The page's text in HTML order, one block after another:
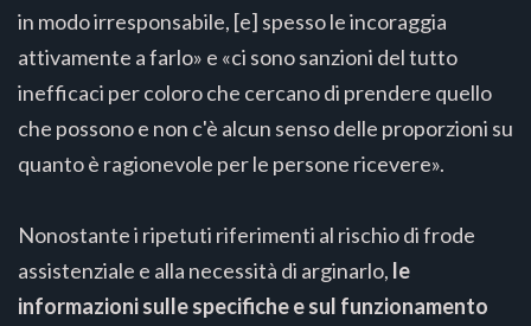
in modo irresponsabile, [e] spesso le incoraggia
attivamente a farlo» e «ci sono sanzioni del tutto
inefficaci per coloro che cercano di prendere quello
che possono e non c'è alcun senso delle proporzioni su
quanto è ragionevole per le persone ricevere».
Nonostante i ripetuti riferimenti al rischio di frode
assistenziale e alla necessità di arginarlo, le
informazioni sulle specifiche e sul funzionamento